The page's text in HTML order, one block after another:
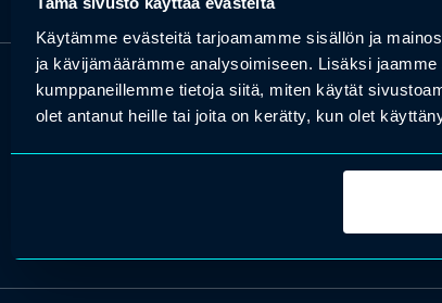
Käytämme evästeitä tarjoamamme sisällön ja
ja kävijämäärämme analysoimiseen. Lisäksi
kumppaneillemme tietoja siitä, miten käytät
olet antanut heille tai joita on kerätty, kun olet